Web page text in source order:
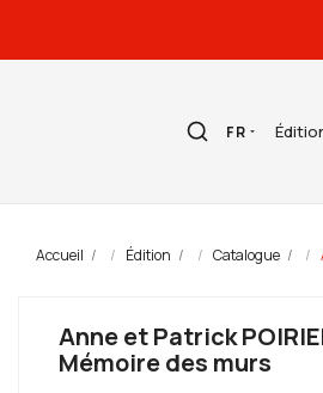
FR
Accueil Édition Catalogue
Anne et Patrick
Mémoire des murs